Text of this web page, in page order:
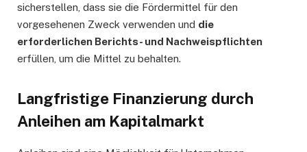
sicherstellen, dass sie die Fördermittel für den
vorgesehenen Zweck verwenden und die
erforderlichen Berichts- und Nachweispflichten
erfüllen, um die Mittel zu behalten.
Langfristige Finanzierung durch
Anleihen am Kapitalmarkt